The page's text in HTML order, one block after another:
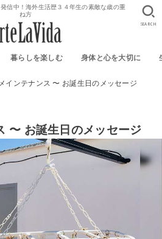
信中！海外生活歴３４年生の素敵な歳の重
ね方
暮らしを楽しむ 身体と心を大切に
SEARCH
インテナンス 〜 お誕生日のメッセージ
〜 お誕生日のメッセージ